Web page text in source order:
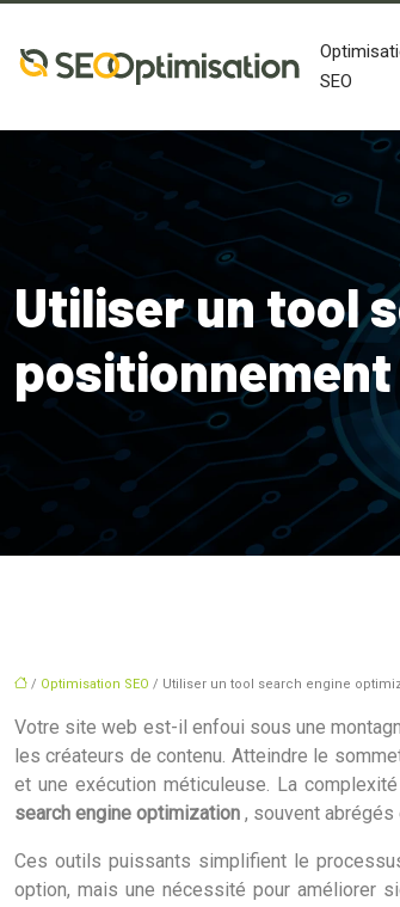
SEO
Utiliser un tool
positionnement
/ Optimisation SEO / Utiliser un tool search engine
Votre site web est-il enfoui sous une
les créateurs de contenu. Atteindre le
et une exécution méticuleuse. La
search engine optimization , souvent abrégés
Ces outils puissants simplifient le
option, mais une nécessité pour améliorer